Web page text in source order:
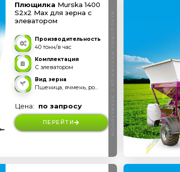
Плющилка Murska 1400
S2x2 Max для зерна с
элеватором
Производительность
40 тонн/в час
Комплектация
С элеватором
Вид зерна
Пшеница, ячмень, рожь, овес, тритикале и прочее
Цена: по запросу
ПЕРЕЙТИ ВАЛЬЦОВЫЕ МЕЛЬНИЦЫ С ЭЛЕВАТОРОМ